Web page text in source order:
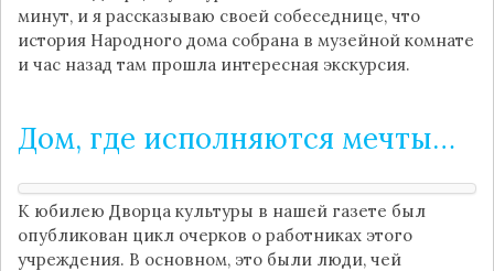
минут, и я рассказываю своей собеседнице, что
история Народного дома собрана в музейной комнате
и час назад там прошла интересная экскурсия.
Дом, где исполняются мечты…
К юбилею Дворца культуры в нашей газете был
опубликован цикл очерков о работниках этого
учреждения. В основном, это были люди, чей